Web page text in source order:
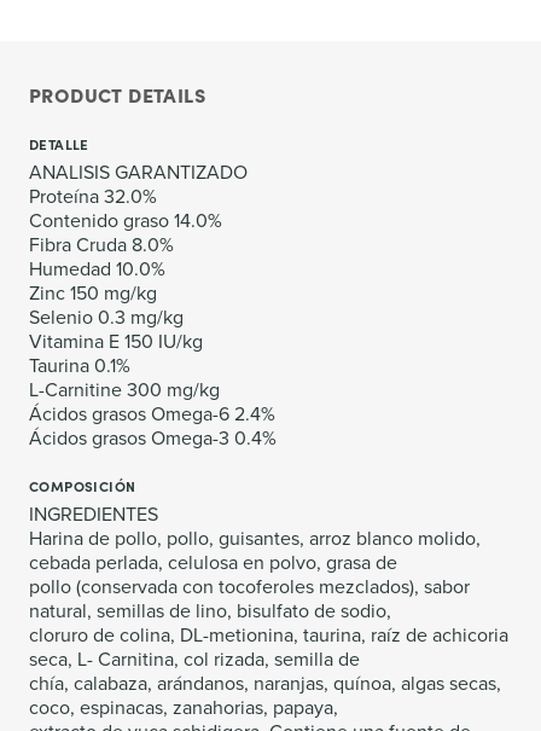
PRODUCT DETAILS
DETALLE
ANALISIS GARANTIZADO
Proteína 32.0%
Contenido graso 14.0%
Fibra Cruda 8.0%
Humedad 10.0%
Zinc 150 mg/kg
Selenio 0.3 mg/kg
Vitamina E 150 IU/kg
Taurina 0.1%
L-Carnitine 300 mg/kg
Ácidos grasos Omega-6 2.4%
Ácidos grasos Omega-3 0.4%
COMPOSICIÓN
INGREDIENTES
Harina de pollo, pollo, guisantes, arroz blanco molido,
cebada perlada, celulosa en polvo, grasa de
pollo (conservada con tocoferoles mezclados), sabor
natural, semillas de lino, bisulfato de sodio,
cloruro de colina, DL-metionina, taurina, raíz de achicoria
seca, L- Carnitina, col rizada, semilla de
chía, calabaza, arándanos, naranjas, quínoa, algas secas,
coco, espinacas, zanahorias, papaya,